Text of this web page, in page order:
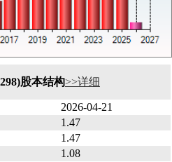
股本结构>>详细
2026-04-21
1.47
1.47
1.08